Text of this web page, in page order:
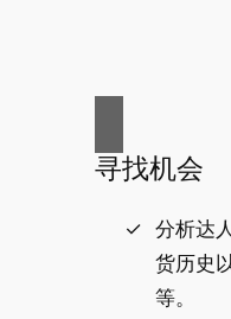
寻找机会
分析达
货历史
等。